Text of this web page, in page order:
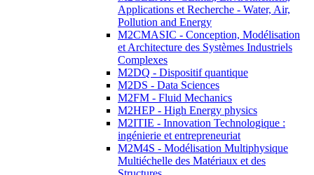
Applications et Recherche - Water, Air,
Pollution and Energy
M2CMASIC - Conception, Modélisation
et Architecture des Systèmes Industriels
Complexes
M2DQ - Dispositif quantique
M2DS - Data Sciences
M2FM - Fluid Mechanics
M2HEP - High Energy physics
M2ITIE - Innovation Technologique :
ingénierie et entrepreneuriat
M2M4S - Modélisation Multiphysique
Multiéchelle des Matériaux et des